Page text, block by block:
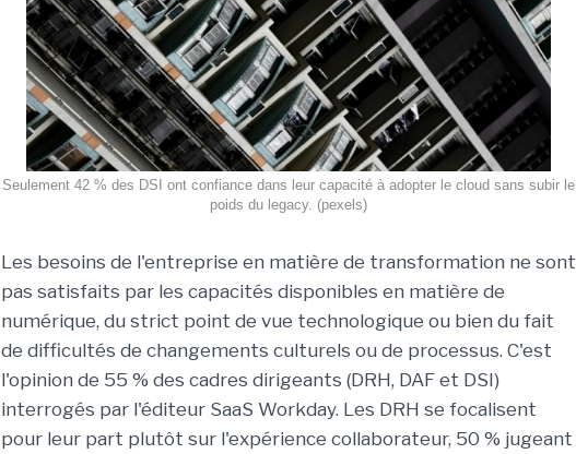
Seulement 42 % des DSI ont confiance dans leur capacité à adopter le cloud sans subir le
poids du legacy. (pexels)
Les besoins de l'entreprise en matière de transformation ne sont
pas satisfaits par les capacités disponibles en matière de
numérique, du strict point de vue technologique ou bien du fait
de difficultés de changements culturels ou de processus. C'est
l'opinion de 55 % des cadres dirigeants (DRH, DAF et DSI)
interrogés par l'éditeur SaaS Workday. Les DRH se focalisent
pour leur part plutôt sur l'expérience collaborateur, 50 % jugeant